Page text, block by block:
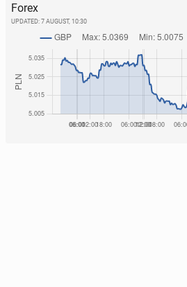
Forex
UPDATED: 7 AUGUST, 10:30